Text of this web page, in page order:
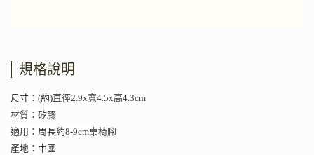
規格說明
尺寸：(約)直徑2.9x寬4.5x高4.3cm
材質：矽膠
適用：周長約8-9cm桌椅腳
產地：中國